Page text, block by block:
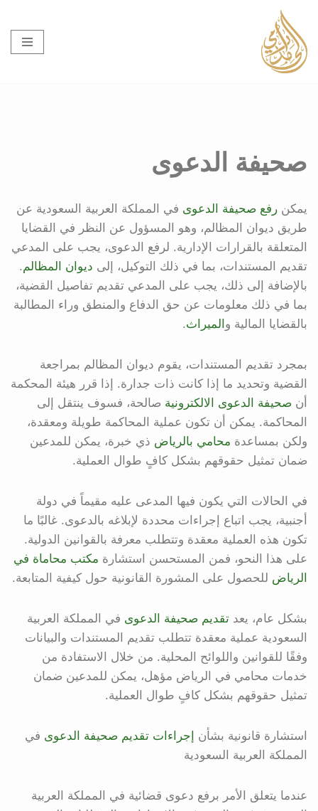
تخطى
إلى
المحتوى
صحيفة الدعوى
يمكن رفع صحيفة الدعوى في المملكة العربية السعودية عن
طريق ديوان المظالم، وهو المسؤول عن النظر في القضايا
المتعلقة بالقرارات الإدارية. لرفع الدعوى، يجب على المدعي
تقديم المستندات، بما في ذلك التوكيل، إلى ديوان المظالم.
بالإضافة إلى ذلك، يجب على المدعي تقديم تفاصيل القضية،
بما في ذلك معلومات عن حق الدفاع والمنطق وراء المطالبة
بالقضايا المالية و الميراث.
بمجرد تقديم المستندات، يقوم ديوان المظالم بمراجعة
القضية وتحديد ما إذا كانت ذات جدارة. إذا قرر هيئة المحكمة
أن صحيفة الدعوى الالكترونية صالحة، فسوف ينتقل إلى
المحاكمة. يمكن أن تكون عملية المحاكمة طويلة ومعقدة،
ولكن بمساعدة محامي بالرياض ذي خبرة، يمكن للمدعين
ضمان تمثيل حقوقهم بشكل كافٍ طوال العملية.
في الحالات التي يكون فيها المدعى عليه مقيماً في دولة
أجنبية، يجب اتباع إجراءات محددة لإبلاغه بالدعوى. غالبًا ما
تكون هذه العملية معقدة وتتطلب معرفة بالقوانين الدولية.
على هذا النحو، فمن المستحسن استشارة مكتب محاماة في
الرياض للحصول على المشورة القانونية حول كيفية المتابعة.
بشكل عام، يعد تقديم صحيفة الدعوى في المملكة العربية
السعودية عملية معقدة تتطلب تقديم المستندات والبيانات
وفقًا للقوانين واللوائح المحلية. من خلال الاستفادة من
خدمات محامي في الرياض مؤهل، يمكن للمدعين ضمان
تمثيل حقوقهم بشكل كافٍ طوال العملية.
استشارة قانونية بشأن إجراءات تقديم صحيفة الدعوى في
المملكة العربية السعودية
عندما يتعلق الأمر برفع دعوى قضائية في المملكة العربية